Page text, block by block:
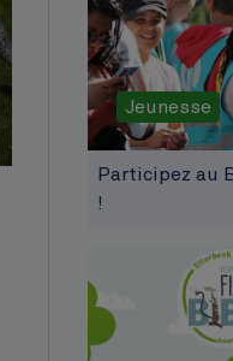
Jeunesse
Participez au
!